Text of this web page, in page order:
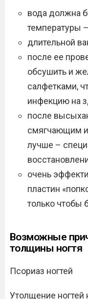
вода должна
температуры
длительной
после ее
обсушить и
салфетками,
инфекцию на
после
смягчающим
лучше –
очень
пластин
только чтобы
Возможные
толщины ногтя
Псориаз ногтей
Утолщение ногтей